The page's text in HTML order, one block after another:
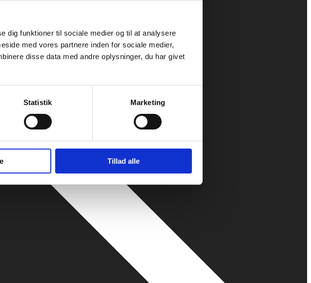
dig funktioner til sociale medier og til at analysere
med vores partnere inden for sociale medier,
disse data med andre oplysninger, du har givet
Statistik Marketing
Tillad alle